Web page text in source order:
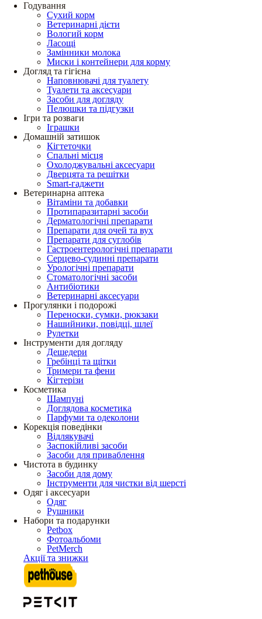
Годування
Сухий корм
Ветеринарні дієти
Вологий корм
Ласощі
Замінники молока
Миски і контейнери для корму
Догляд та гігієна
Наповнювачі для туалету
Туалети та аксесуари
Засоби для догляду
Пелюшки та підгузки
Ігри та розваги
Іграшки
Домашній затишок
Кігтеточки
Спальні місця
Охолоджувальні аксесуари
Дверцята та решітки
Smart-гаджети
Ветеринарна аптека
Вітаміни та добавки
Протипаразитарні засоби
Дерматологічні препарати
Препарати для очей та вух
Препарати для суглобів
Гастроентерологічні препарати
Серцево-судинні препарати
Урологічні препарати
Стоматологічні засоби
Антибіотики
Ветеринарні аксесуари
Прогулянки і подорожі
Переноски, сумки, рюкзаки
Нашийники, повідці, шлеї
Рулетки
Інструменти для догляду
Дешедери
Гребінці та щітки
Тримери та фени
Кігтерізи
Косметика
Шампуні
Доглядова косметика
Парфуми та одеколони
Корекція поведінки
Відлякувачі
Заспокійливі засоби
Засоби для приваблення
Чистота в будинку
Засоби для дому
Інструменти для чистки від шерсті
Одяг і аксесуари
Одяг
Рушники
Набори та подарунки
Petbox
Фотоальбоми
PetMerch
Акції та знижки